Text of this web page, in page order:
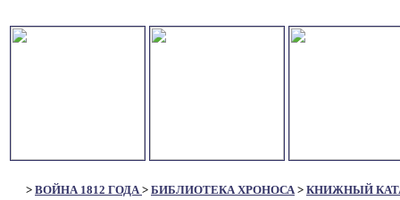
> ВОЙНА 1812 ГОДА> БИБЛИОТЕКА ХРОНОСА> КНИЖНЫЙ